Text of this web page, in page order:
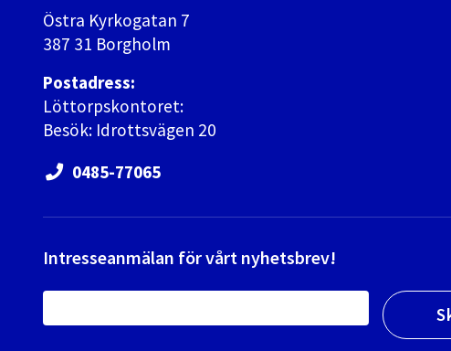
Östra Kyrkogatan 7
387 31 Borgholm
Postadress:
Löttorpskontoret:
Besök: Idrottsvägen 20
0485-77065
Intresseanmälan för vårt nyhetsbrev!